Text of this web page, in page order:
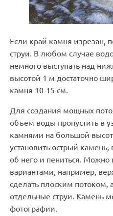
Если край камня изрезан,
струи. В любом случае
немного выступать над
высотой 1 м достаточно
камня 10-15 см.
Для создания мощных
объем воды пропустить в
камнями на большой
установить острый камень,
об него и пениться. Можно
вариантами, например,
сделать плоским потоком,
отдельные струи. Камень
фотографии.